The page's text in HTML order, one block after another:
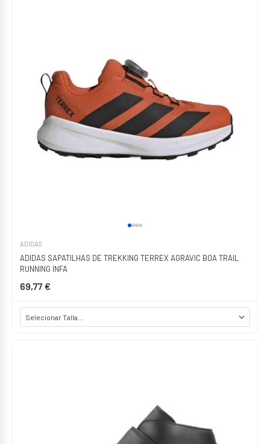
ADIDAS
ADIDAS SAPATILHAS DE TREKKING TERREX AGRAVIC BOA TRAIL
RUNNING INFA
69,77 €